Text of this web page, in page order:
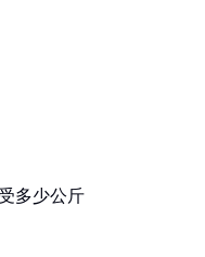
多少公斤